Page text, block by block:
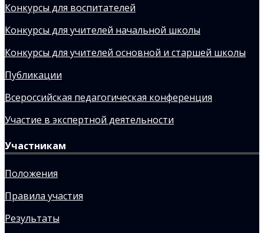
Конкурсы для воспитателей
Конкурсы для учителей начальной школы
Конкурсы для учителей основной и старшей школы
Публикации
Всероссийская педагогическая конференция
Участие в экспертной деятельности
Участникам
Положения
Правила участия
Результаты